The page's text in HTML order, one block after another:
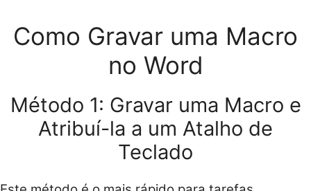
Como Gravar uma Macro
no Word
Método 1: Gravar uma Macro e
Atribuí-la a um Atalho de
Teclado